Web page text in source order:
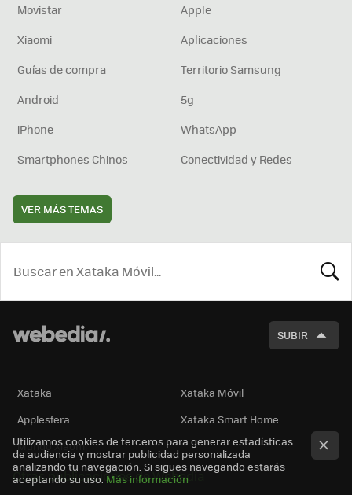
Movistar
Apple
Xiaomi
Aplicaciones
Guías de compra
Territorio Samsung
Android
5g
iPhone
WhatsApp
Smartphones Chinos
Conectividad y Redes
VER MÁS TEMAS
SUBIR
Xataka
Xataka Móvil
Applesfera
Xataka Smart Home
Mundo Xiaomi
Otras publicaciones de Webedia
Utilizamos cookies de terceros para generar estadísticas
de audiencia y mostrar publicidad personalizada
analizando tu navegación. Si sigues navegando estarás
aceptando su uso. Más información